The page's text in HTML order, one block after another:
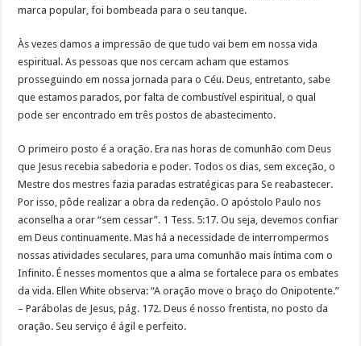
marca popular, foi bombeada para o seu tanque.
Às vezes damos a impressão de que tudo vai bem em nossa vida
espiritual. As pessoas que nos cercam acham que estamos
prosseguindo em nossa jornada para o Céu. Deus, entretanto, sabe
que estamos parados, por falta de combustível espiritual, o qual
pode ser encontrado em três postos de abastecimento.
O primeiro posto é a oração. Era nas horas de comunhão com Deus
que Jesus recebia sabedoria e poder. Todos os dias, sem exceção, o
Mestre dos mestres fazia paradas estratégicas para Se reabastecer.
Por isso, pôde realizar a obra da redenção. O apóstolo Paulo nos
aconselha a orar “sem cessar”. 1 Tess. 5:17. Ou seja, devemos confiar
em Deus continuamente. Mas há a necessidade de interrompermos
nossas atividades seculares, para uma comunhão mais íntima com o
Infinito. É nesses momentos que a alma se fortalece para os embates
da vida. Ellen White observa: “A oração move o braço do Onipotente.”
– Parábolas de Jesus, pág. 172. Deus é nosso frentista, no posto da
oração. Seu serviço é ágil e perfeito.